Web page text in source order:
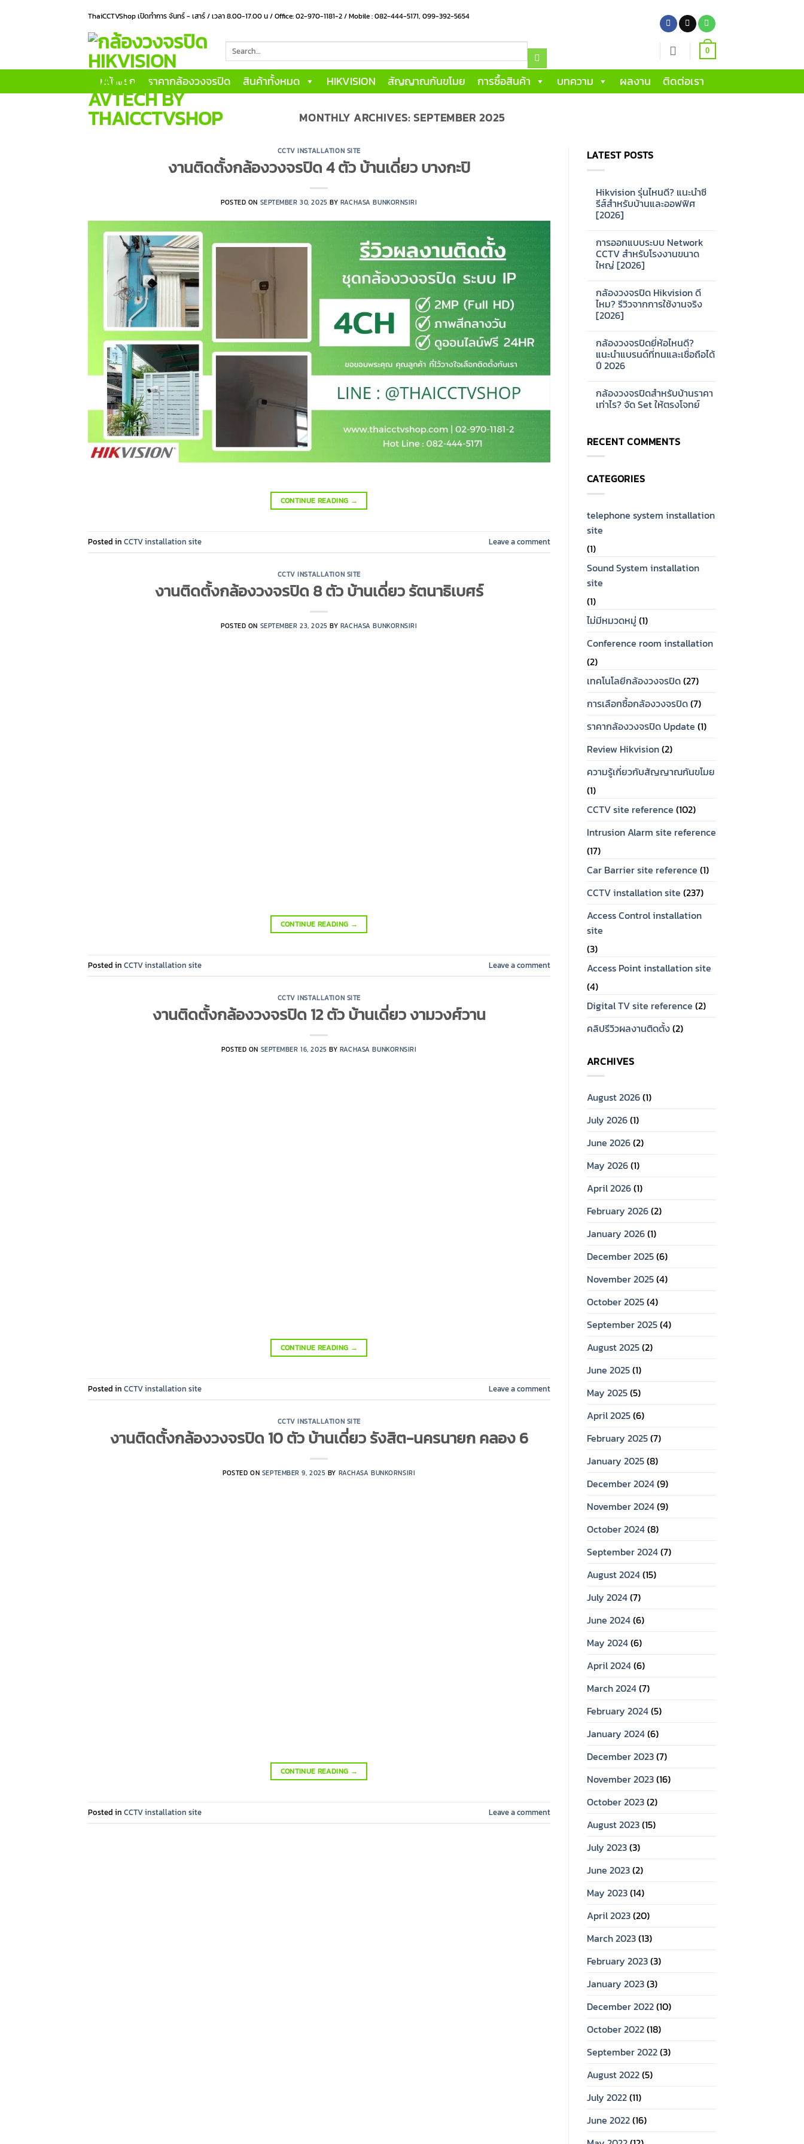
ThaiCCTVShop เปิดทำการ จันทร์ - เสาร์ / เวลา 8.00-17.00 น / Office: 02-970-1181-2 / Mobile : 082-444-5171, 099-392-5654
for:
0
หน้าแรก ราคากล้องวงจรปิด สินค้าทั้งหมด HIKVISION สัญญาณกันขโมย การซื้อสินค้า บทความ ผลงาน ติดต่อเรา
MONTHLY ARCHIVES:SEPTEMBER 2025
CCTV INSTALLATION SITE
งานติดตั้งกล้องวงจรปิด 4 ตัว บ้านเดี่ยว บางกะปิ
POSTED ON SEPTEMBER 30, 2025 BY RACHASA BUNKORNSIRI
CONTINUE READING →
Posted in CCTV installation site Leave a comment
CCTV INSTALLATION SITE
งานติดตั้งกล้องวงจรปิด 8 ตัว บ้านเดี่ยว รัตนาธิเบศร์
POSTED ON SEPTEMBER 23, 2025 BY RACHASA BUNKORNSIRI
CONTINUE READING →
Posted in CCTV installation site Leave a comment
CCTV INSTALLATION SITE
งานติดตั้งกล้องวงจรปิด 12 ตัว บ้านเดี่ยว งามวงศ์วาน
POSTED ON SEPTEMBER 16, 2025 BY RACHASA BUNKORNSIRI
CONTINUE READING →
Posted in CCTV installation site Leave a comment
CCTV INSTALLATION SITE
งานติดตั้งกล้องวงจรปิด 10 ตัว บ้านเดี่ยว รังสิต-นครนายก คลอง 6
POSTED ON SEPTEMBER 9, 2025 BY RACHASA BUNKORNSIRI
CONTINUE READING →
Posted in CCTV installation site Leave a comment
LATEST POSTS
Hikvision รุ่นไหนดี? แนะนำซี
รีส์สำหรับบ้านและออฟฟิศ
[2026]
on
Hikvision
รุ่น
ไหน
ซี
รีส์
สำหรับ
บ้าน
และ
การออกแบบระบบ Network
CCTV สำหรับโรงงานขนาด
ใหญ่ [2026]
on
การ
ออกแบบ
ระบบ
สำหรับ
โรงงาน
ขนาด
ใหญ่
[2026]
กล้องวงจรปิด Hikvision ดี
ไหม? รีวิวจากการใช้งานจริง
[2026]
on
กล้อง
วงจรปิด
Hikvision
รีวิว
จาก
การ
[2026]
กล้องวงจรปิดยี่ห้อไหนดี?
แนะนำแบรนด์ที่ทนและเชื่อถือได้
ปี 2026
on
กล้อง
วงจรปิด
แนะนำ
แบรนด์
ที่
เชื่อ
ได้
กล้องวงจรปิดสำหรับบ้านราคา
เท่าไร? จัด Set ให้ตรงโจทย์
กล้อง
วงจรปิด
สำหรับ
เท่าไร?
Set
โจทย์
RECENT COMMENTS
CATEGORIES
telephone system installation
site
(1)
Sound System installation
site
(1)
ไม่มีหมวดหมู่ (1)
Conference room installation
(2)
เทคโนโลยีกล้องวงจรปิด(27)
การเลือกซื้อกล้องวงจรปิด(7)
ราคากล้องวงจรปิด Update (1)
Review Hikvision(2)
ความรู้เกี่ยวกับสัญญาณกันขโมย
(1)
CCTV site reference (102)
Intrusion Alarm site reference
(17)
Car Barrier site reference (1)
CCTV installation site (237)
Access Control installation
site
(3)
Access Point installation site
(4)
Digital TV site reference (2)
คลิปรีวิวผลงานติดตั้ง(2)
ARCHIVES
August 2026(1)
July 2026(1)
June 2026(2)
May 2026(1)
April 2026(1)
February 2026(2)
January 2026(1)
December 2025(6)
November 2025(4)
October 2025(4)
September 2025(4)
August 2025(2)
June 2025(1)
May 2025(5)
April 2025(6)
February 2025(7)
January 2025(8)
December 2024(9)
November 2024(9)
October 2024(8)
September 2024(7)
August 2024(15)
July 2024(7)
June 2024(6)
May 2024(6)
April 2024(6)
March 2024(7)
February 2024(5)
January 2024(6)
December 2023(7)
November 2023(16)
October 2023(2)
August 2023(15)
July 2023(3)
June 2023(2)
May 2023(14)
April 2023(20)
March 2023(13)
February 2023(3)
January 2023(3)
December 2022(10)
October 2022(18)
September 2022(3)
August 2022(5)
July 2022(11)
June 2022(16)